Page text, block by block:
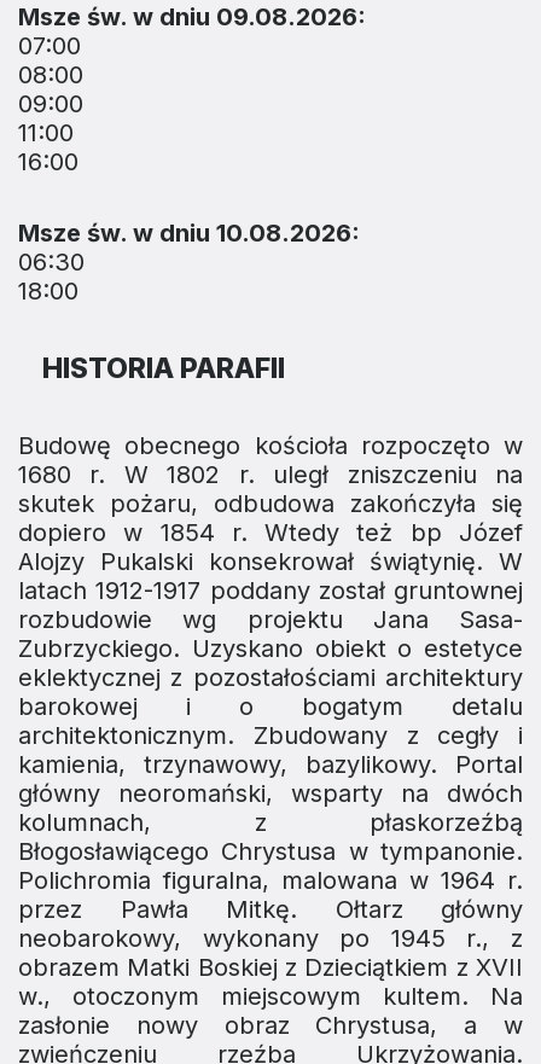
Msze św. w dniu 09.08.2026:
07:00
08:00
09:00
11:00
16:00
Msze św. w dniu 10.08.2026:
06:30
18:00
HISTORIA PARAFII
Budowę obecnego kościoła rozpoczęto w
1680 r. W 1802 r. uległ zniszczeniu na
skutek pożaru, odbudowa zakończyła się
dopiero w 1854 r. Wtedy też bp Józef
Alojzy Pukalski konsekrował świątynię. W
latach 1912-1917 poddany został gruntownej
rozbudowie wg projektu Jana Sasa-
Zubrzyckiego. Uzyskano obiekt o estetyce
eklektycznej z pozostałościami architektury
barokowej i o bogatym detalu
architektonicznym. Zbudowany z cegły i
kamienia, trzynawowy, bazylikowy. Portal
główny neoromański, wsparty na dwóch
kolumnach, z płaskorzeźbą
Błogosławiącego Chrystusa w tympanonie.
Polichromia figuralna, malowana w 1964 r.
przez Pawła Mitkę. Ołtarz główny
neobarokowy, wykonany po 1945 r., z
obrazem Matki Boskiej z Dzieciątkiem z XVII
w., otoczonym miejscowym kultem. Na
zasłonie nowy obraz Chrystusa, a w
zwieńczeniu rzeźba Ukrzyżowania.